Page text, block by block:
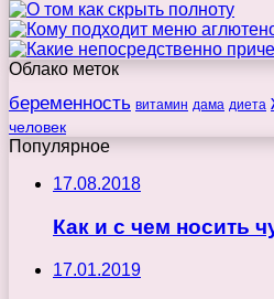
Облако меток
беременность витамин дама диета
человек
Популярное
17.08.2018
Как и с чем носить
17.01.2019